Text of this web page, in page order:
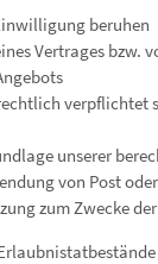
beruhen
Vertrages bzw.
verpflichtet
unserer
von Post
zum Zwecke